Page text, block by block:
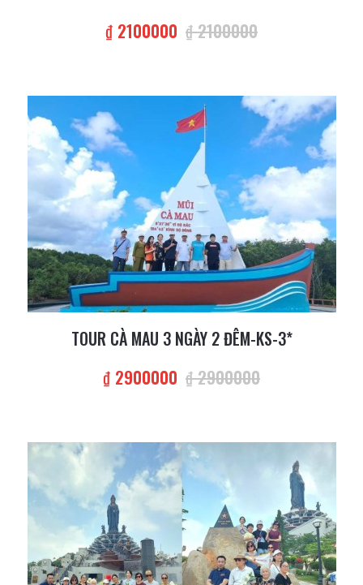
₫ 2100000 ₫ 2100000
TOUR CÀ MAU 3 NGÀY 2 ĐÊM-KS-3*
₫ 2900000 ₫ 2900000